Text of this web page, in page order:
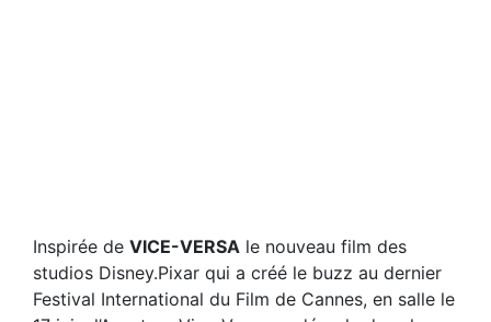
Inspirée de VICE-VERSA le nouveau film des
studios Disney.Pixar qui a créé le buzz au dernier
Festival International du Film de Cannes, en salle le